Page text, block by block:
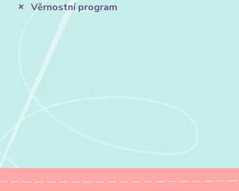
Věrnostní program